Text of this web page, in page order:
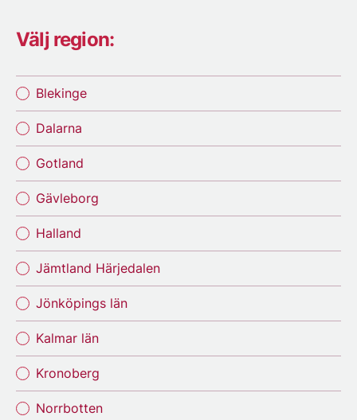
Välj region:
Blekinge
Dalarna
Gotland
Gävleborg
Halland
Jämtland Härjedalen
Jönköpings län
Kalmar län
Kronoberg
Norrbotten